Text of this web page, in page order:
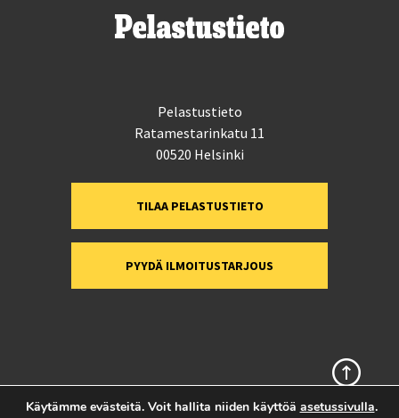
Pelastustieto
Ratamestarinkatu 11
00520 Helsinki
TILAA PELASTUSTIETO
PYYDÄ ILMOITUSTARJOUS
Sivun alkuun
Käytämme evästeitä. Voit hallita niiden käyttöä asetussivulla.